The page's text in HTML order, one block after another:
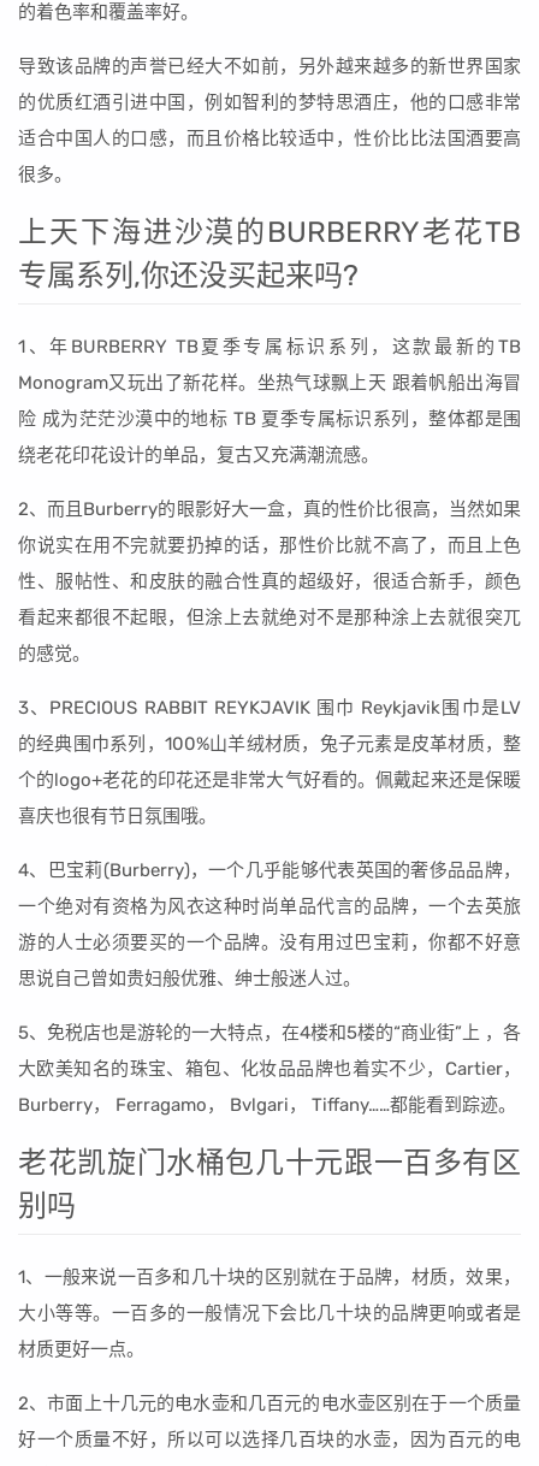
的着色率和覆盖率好。
导致该品牌的声誉已经大不如前，另外越来越多的新世界国家
的优质红酒引进中国，例如智利的梦特思酒庄，他的口感非常
适合中国人的口感，而且价格比较适中，性价比比法国酒要高
很多。
上天下海进沙漠的BURBERRY老花TB
专属系列,你还没买起来吗?
1、年BURBERRY TB夏季专属标识系列，这款最新的TB
Monogram又玩出了新花样。坐热气球飘上天 跟着帆船出海冒
险 成为茫茫沙漠中的地标 TB 夏季专属标识系列，整体都是围
绕老花印花设计的单品，复古又充满潮流感。
2、而且Burberry的眼影好大一盒，真的性价比很高，当然如果
你说实在用不完就要扔掉的话，那性价比就不高了，而且上色
性、服帖性、和皮肤的融合性真的超级好，很适合新手，颜色
看起来都很不起眼，但涂上去就绝对不是那种涂上去就很突兀
的感觉。
3、PRECIOUS RABBIT REYKJAVIK 围巾 Reykjavik围巾是LV
的经典围巾系列，100%山羊绒材质，兔子元素是皮革材质，整
个的logo+老花的印花还是非常大气好看的。佩戴起来还是保暖
喜庆也很有节日氛围哦。
4、巴宝莉(Burberry)，一个几乎能够代表英国的奢侈品品牌，
一个绝对有资格为风衣这种时尚单品代言的品牌，一个去英旅
游的人士必须要买的一个品牌。没有用过巴宝莉，你都不好意
思说自己曾如贵妇般优雅、绅士般迷人过。
5、免税店也是游轮的一大特点，在4楼和5楼的“商业街”上 ，各
大欧美知名的珠宝、箱包、化妆品品牌也着实不少，Cartier，
Burberry， Ferragamo， Bvlgari， Tiffany……都能看到踪迹。
老花凯旋门水桶包几十元跟一百多有区
别吗
1、一般来说一百多和几十块的区别就在于品牌，材质，效果，
大小等等。一百多的一般情况下会比几十块的品牌更响或者是
材质更好一点。
2、市面上十几元的电水壶和几百元的电水壶区别在于一个质量
好一个质量不好，所以可以选择几百块的水壶，因为百元的电